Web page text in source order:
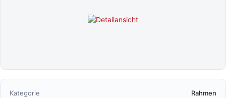
Kategorie
Rahmen